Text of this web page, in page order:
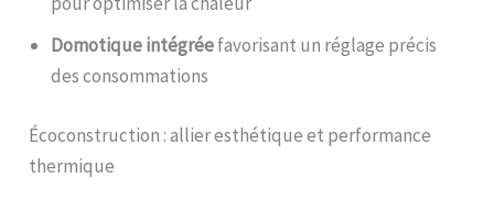
Domotique intégréefavorisant un réglage précis
des consommations
Écoconstruction : allier esthétique et performance
thermique